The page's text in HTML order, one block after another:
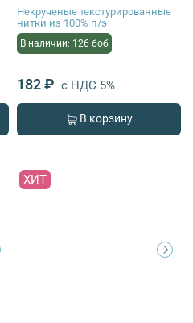
Некрученые текстурированные
нитки из 100% п/э
В наличии: 126 боб
182 ₽ с НДС 5%
В корзину
ХИТ